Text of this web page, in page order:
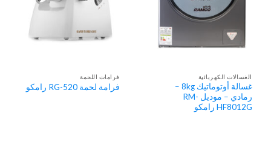
الغسالات الكهربائية
غسالة أوتوماتيك 8kg –
رمادي – موديل RM-
HF8012G رامكو
فرامات اللحمة
فرامة لحمة RG-520 رامكو